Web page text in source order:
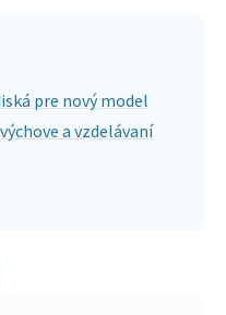
pre nový model
a vzdelávaní